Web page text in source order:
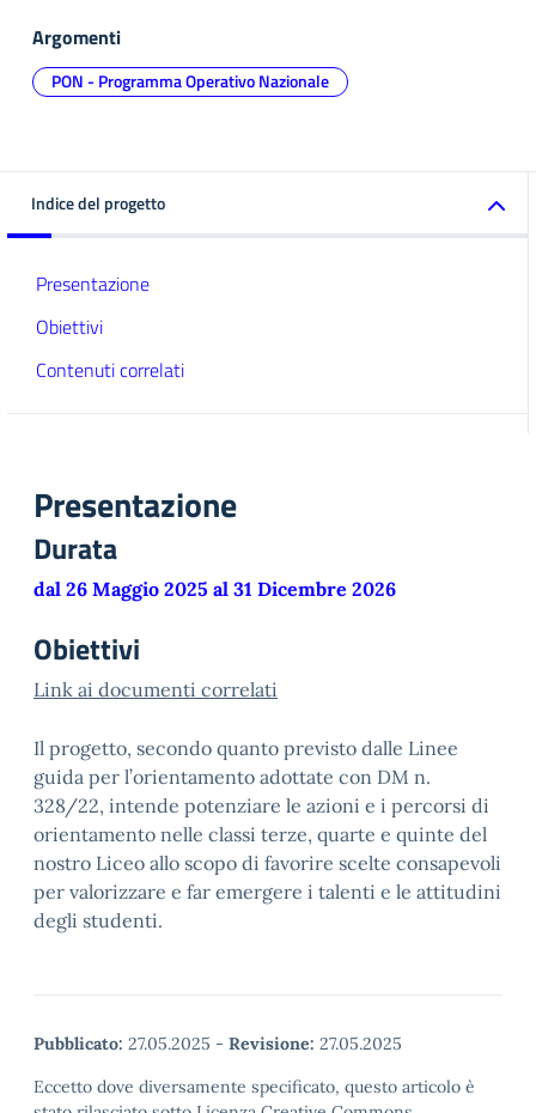
Argomenti
PON - Programma Operativo Nazionale
Indice del progetto
Presentazione
Obiettivi
Contenuti correlati
Presentazione
Durata
dal 26 Maggio 2025 al 31 Dicembre 2026
Obiettivi
Link ai documenti correlati
Il progetto, secondo quanto previsto dalle Linee
guida per l’orientamento adottate con DM n.
328/22, intende potenziare le azioni e i percorsi di
orientamento nelle classi terze, quarte e quinte del
nostro Liceo allo scopo di favorire scelte consapevoli
per valorizzare e far emergere i talenti e le attitudini
degli studenti.
Pubblicato: 27.05.2025 - Revisione: 27.05.2025
Eccetto dove diversamente specificato, questo articolo è